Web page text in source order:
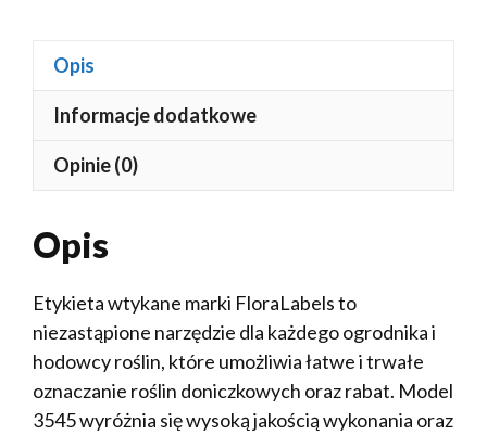
Opis
Informacje dodatkowe
Opinie (0)
Opis
Etykieta wtykane marki FloraLabels to
niezastąpione narzędzie dla każdego ogrodnika i
hodowcy roślin, które umożliwia łatwe i trwałe
oznaczanie roślin doniczkowych oraz rabat. Model
3545 wyróżnia się wysoką jakością wykonania oraz